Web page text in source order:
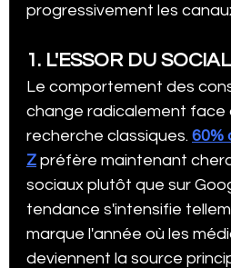
progressivement les
1. L'ESSOR DU
Le comportement des
change radicalement face
recherche classiques. 60%
Z préfère maintenant
sociaux plutôt que sur
tendance s'intensifie
marque l'année où les
deviennent la source